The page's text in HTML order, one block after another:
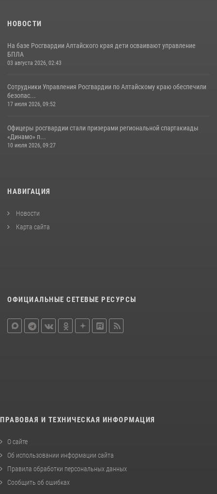
НОВОСТИ
На базе Росгвардии Алтайского края дети осваивают управление
БПЛА
03 августа 2026, 02:43
Сотрудники Управления Росгвардии по Алтайскому краю обеспечили
безопас...
17 июля 2026, 09:52
Офицеры росгвардии стали призерами региональной спартакиады
«Динамо» п...
10 июля 2026, 09:27
НАВИГАЦИЯ
Новости
Карта сайта
ОФИЦИАЛЬНЫЕ СЕТЕВЫЕ РЕСУРСЫ
ПРАВОВАЯ И ТЕХНИЧЕСКАЯ ИНФОРМАЦИЯ
О сайте
Об использовании информации сайта
Правила обработки персональных данных
Сообщить об ошибках